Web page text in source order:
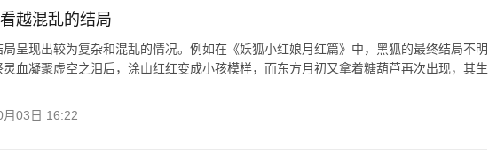
越混乱的结局
局呈现出较为复杂和混乱的情况。例如在《妖狐小红娘月红篇》中，黑狐的最终结局不明
血凝聚虚空之泪后，涂山红红变成小孩模样，而东方月初又拿着糖葫芦再次出现，其生
月03日 16:22